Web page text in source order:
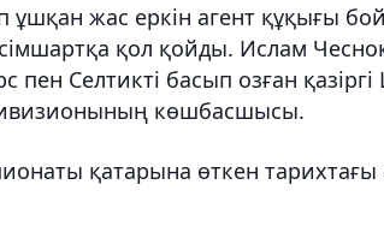
ұшқан жас еркін агент құқығы
қол қойды. Ислам
пен Селтикті басып озған
көшбасшысы.
қатарына өткен